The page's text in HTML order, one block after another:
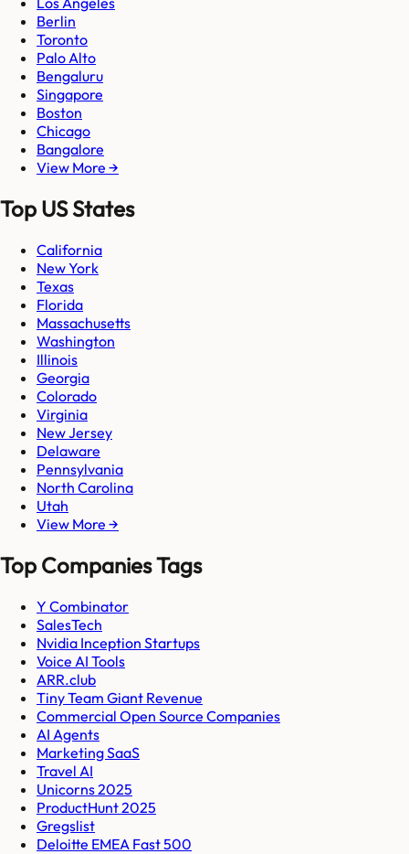
Berlin
Toronto
Palo Alto
Bengaluru
Singapore
Boston
Chicago
Bangalore
View More →
Top US States
California
New York
Texas
Florida
Massachusetts
Washington
Illinois
Georgia
Colorado
Virginia
New Jersey
Delaware
Pennsylvania
North Carolina
Utah
View More →
Top Companies Tags
Y Combinator
SalesTech
Nvidia Inception Startups
Voice AI Tools
ARR.club
Tiny Team Giant Revenue
Commercial Open Source Companies
AI Agents
Marketing SaaS
Travel AI
Unicorns 2025
ProductHunt 2025
Gregslist
Deloitte EMEA Fast 500